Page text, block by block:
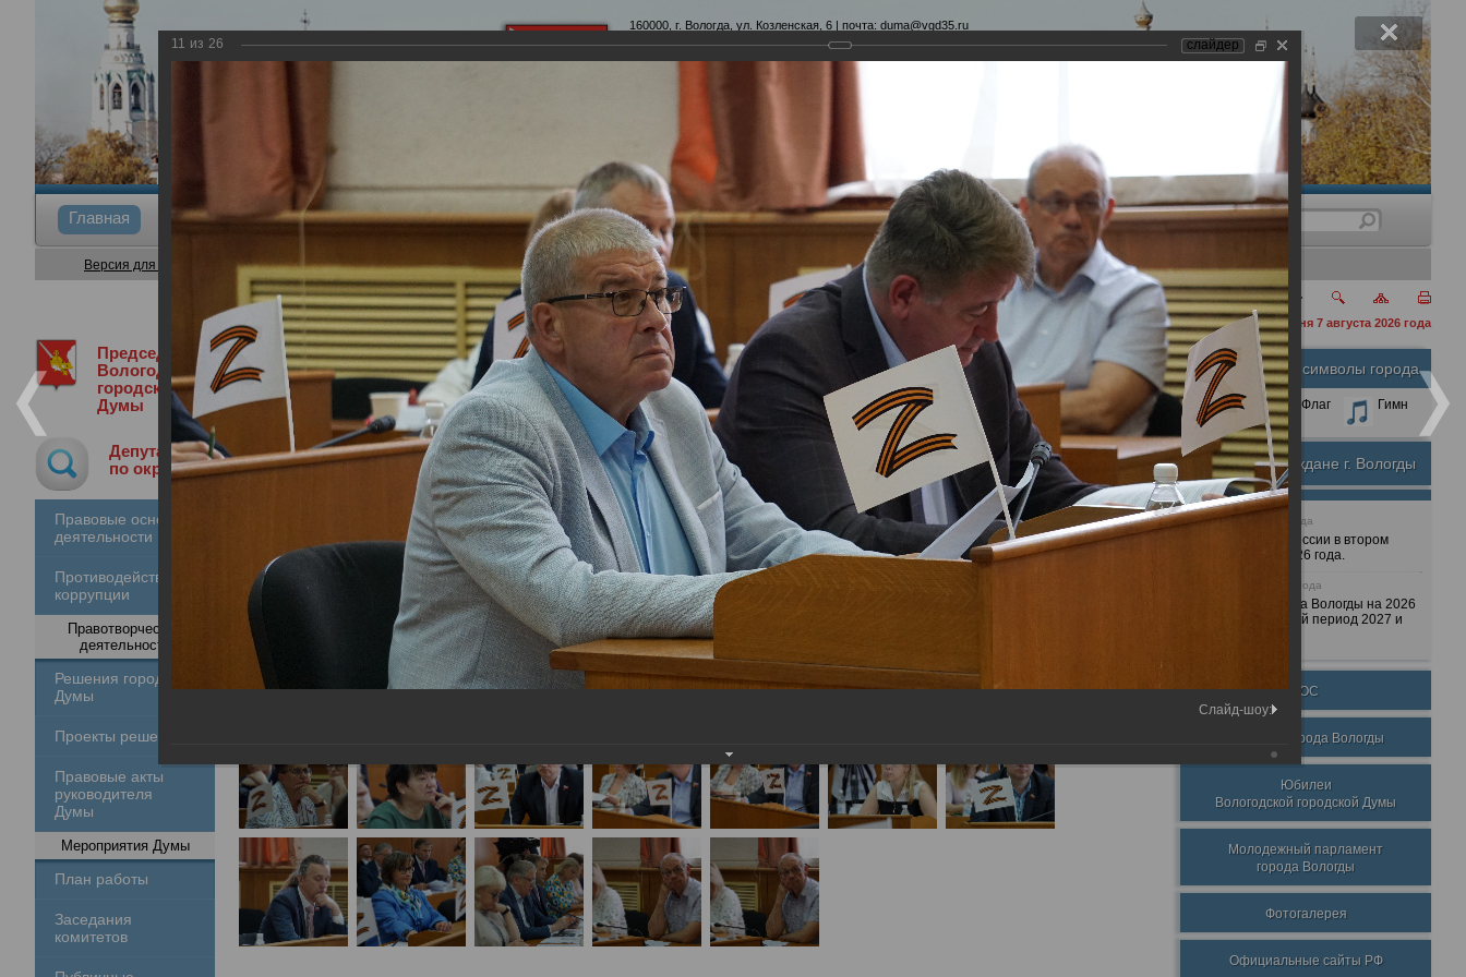
160000, г. Вологда, ул. Козленская, 6 | почта: duma@vgd35.ru
Главная Общие сведения Депутаты Комитеты График приема Контакты Депутатские объединения
Версия для слабовидящих
сегодня 7 августа 2026 года
Председатель
Вологодской
городской
Думы
Депутат
по округу
Правовые основы
деятельности
Противодействие
коррупции
Правотворческая
деятельность
Решения городской
Думы
Проекты решений
Правовые акты
руководителя
Думы
Мероприятия Думы
План работы
Заседания
комитетов
Медиа библиотека Фотогалерея
36-я сессия Вологодской городской Думы
Размер шрифта:
А А
36-я сессия Вологодской городской Думы
29.06.2023
Официальные символы города
Герб Флаг Гимн
Почетные граждане г. Вологды
25 июня 2026 года
Очередные сессии в втором
полугодии 2026 года.
7 декабря 2025 года
Бюджет города Вологды на 2026
год и плановый период 2027 и
ТОС
Награды города Вологды
Юбилеи
Вологодской городской Думы
Молодежный парламент
города Вологды
Фотогалерея
Официальные сайты РФ
11 из 26 слайдер
Слайд-шоу: